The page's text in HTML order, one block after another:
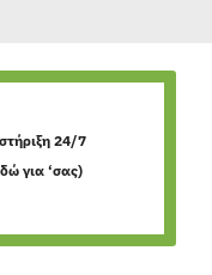
24/7
για ‘σας)